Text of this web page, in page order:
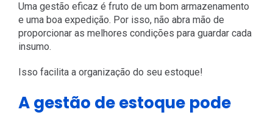
Uma gestão eficaz é fruto de um bom armazenamento
e uma boa expedição. Por isso, não abra mão de
proporcionar as melhores condições para guardar cada
insumo.
Isso facilita a organização do seu estoque!
A gestão de estoque pode